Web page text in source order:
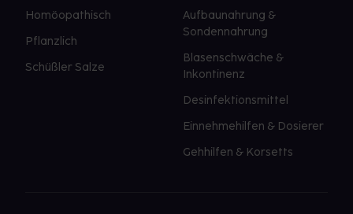
Homöopathisch
Pflanzlich
Schüßler Salze
Aufbaunahrung &
Sondennahrung
Blasenschwäche &
Inkontinenz
Desinfektionsmittel
Einnehmehilfen & Dosierer
Gehhilfen & Korsetts